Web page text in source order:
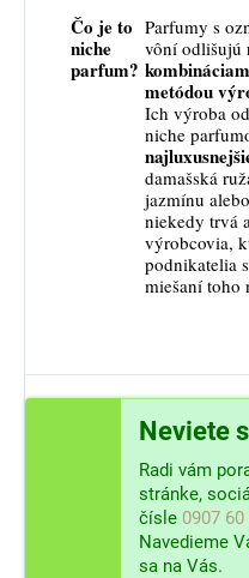
Čo je to
niche
parfum?
Parfumy s
vôní odlišujú
metódou
Ich výroba
niche
damašská
jazmínu
niekedy trvá
výrobcovia,
podnikatelia
miešaní toho
Neviete
Radi vám
stránke,
čísle 0907
Navedieme
sa na Vás.